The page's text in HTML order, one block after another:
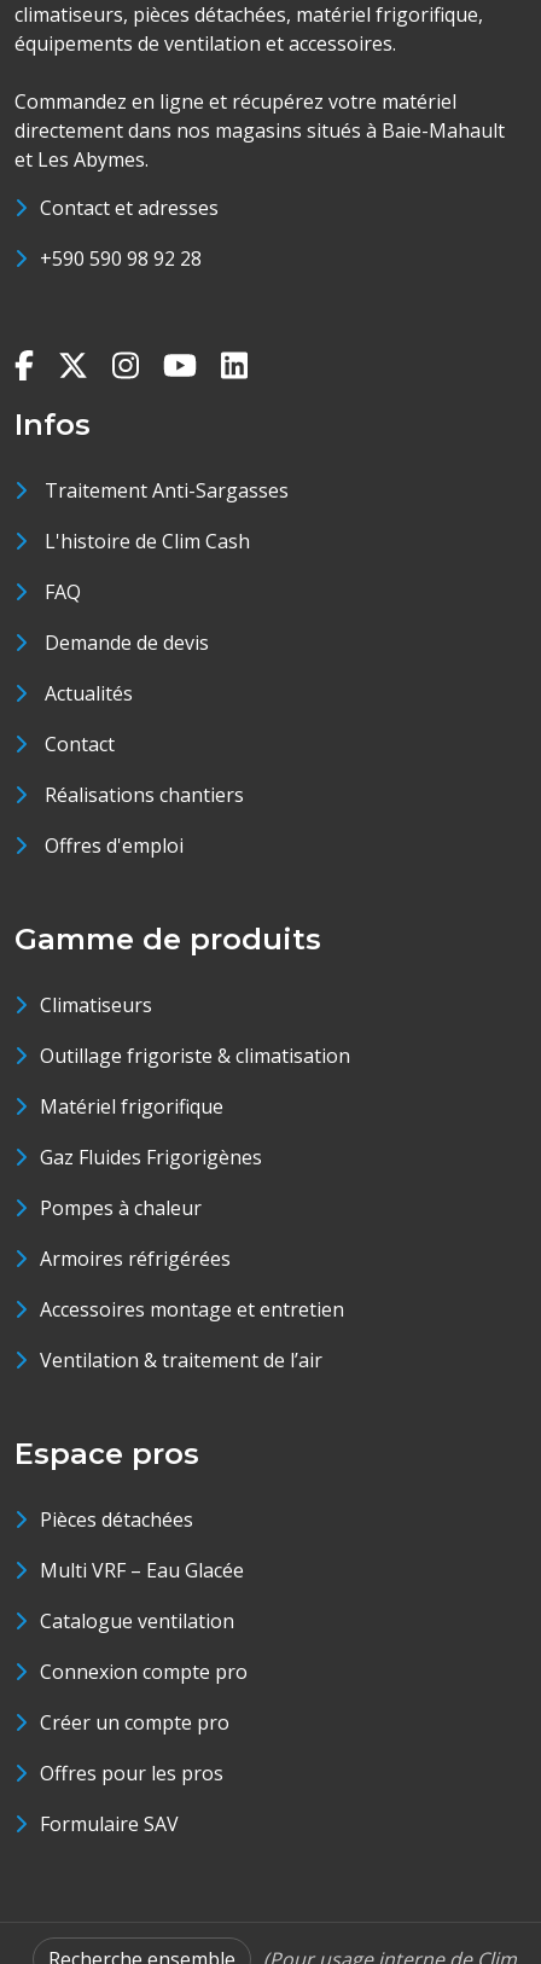
climatiseurs, pièces détachées, matériel frigorifique,
équipements de ventilation et accessoires.
Commandez en ligne et récupérez votre matériel
directement dans nos magasins situés à Baie-Mahault
et Les Abymes.
Contact et adresses
+590 590 98 92 28
Infos
Traitement Anti-Sargasses
L'histoire de Clim Cash
FAQ
Demande de devis
Actualités
Contact
Réalisations chantiers
Offres d'emploi
Gamme de produits
Climatiseurs
Outillage frigoriste & climatisation
Matériel frigorifique
Gaz Fluides Frigorigènes
Pompes à chaleur
Armoires réfrigérées
Accessoires montage et entretien
Ventilation & traitement de l’air
Espace pros
Pièces détachées
Multi VRF – Eau Glacée
Catalogue ventilation
Connexion compte pro
Créer un compte pro
Offres pour les pros
Formulaire SAV